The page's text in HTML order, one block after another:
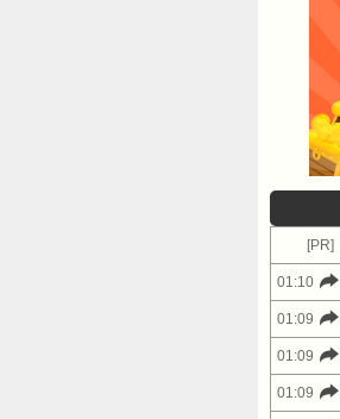
[PR]
01:10
01:09
01:09
01:09